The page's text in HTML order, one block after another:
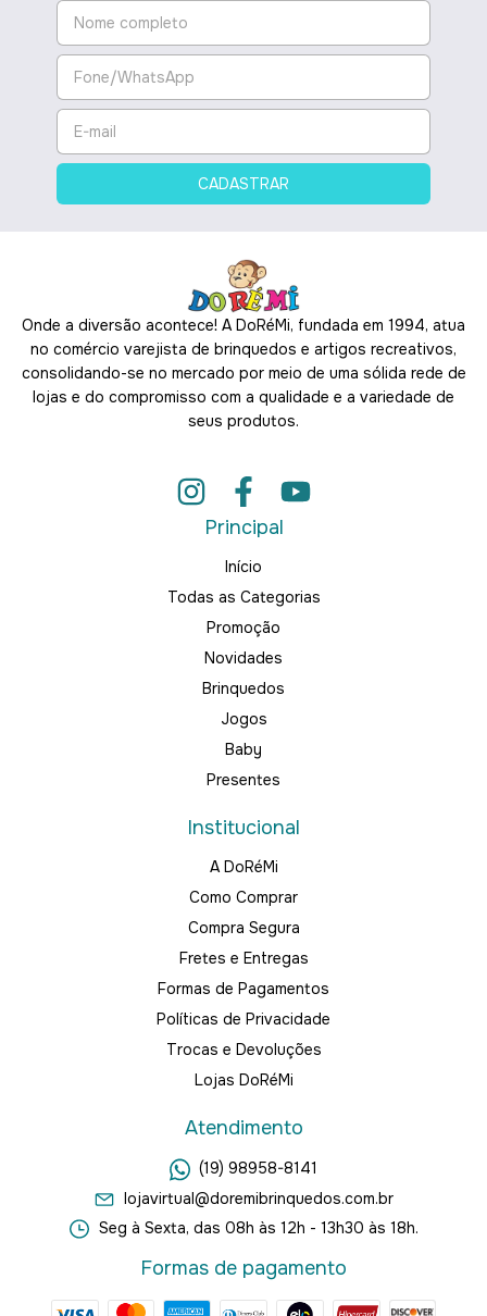
Onde a diversão acontece! A DoRéMi, fundada em 1994, atua
no comércio varejista de brinquedos e artigos recreativos,
consolidando-se no mercado por meio de uma sólida rede de
lojas e do compromisso com a qualidade e a variedade de
seus produtos.
Principal
Início
Todas as Categorias
Promoção
Novidades
Brinquedos
Jogos
Baby
Presentes
Institucional
A DoRéMi
Como Comprar
Compra Segura
Fretes e Entregas
Formas de Pagamentos
Políticas de Privacidade
Trocas e Devoluções
Lojas DoRéMi
Atendimento
(19) 98958-8141
lojavirtual@doremibrinquedos.com.br
Seg à Sexta, das 08h às 12h - 13h30 às 18h.
Formas de pagamento